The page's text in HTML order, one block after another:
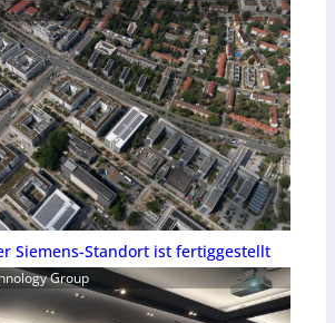
Siemens-Standort ist fertiggestellt
Group